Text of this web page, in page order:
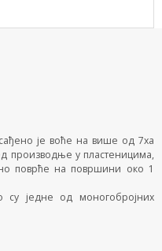
је воће на више од 7ха
производње у пластеницима,
поврће на површини око 1
једне од моногобројних